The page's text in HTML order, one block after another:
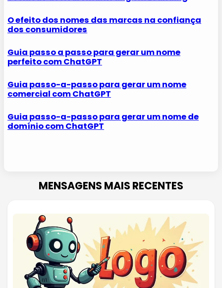
O efeito dos nomes das marcas na confiança
dos consumidores
Guia passo a passo para gerar um nome
perfeito com ChatGPT
Guia passo-a-passo para gerar um nome
comercial com ChatGPT
Guia passo-a-passo para gerar um nome de
domínio com ChatGPT
MENSAGENS MAIS RECENTES